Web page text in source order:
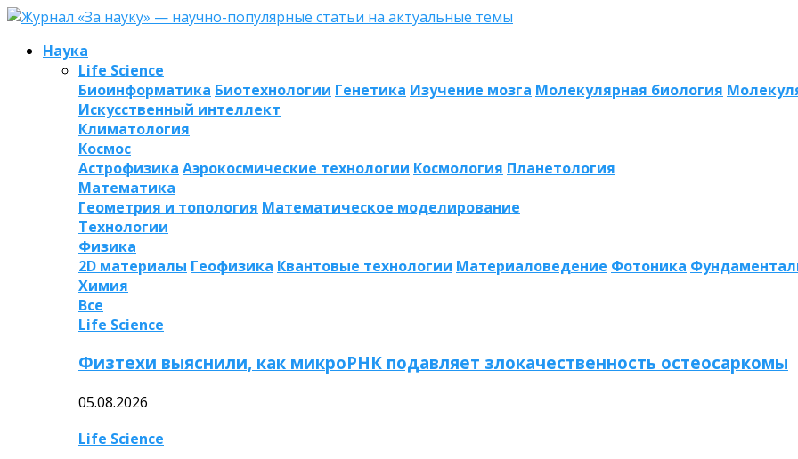
Наука
Life Science
Биоинформатика Биотехнологии Генетика Изучение мозга Молекулярная биология
Искусственный интеллект
Климатология
Космос
Астрофизика Аэрокосмические технологии Космология Планетология
Математика
Геометрия и топология Математическое моделирование
Технологии
Физика
2D материалы Геофизика Квантовые технологии Материаловедение Фотоника
Химия
Все
Life Science
Физтехи выяснили, как микроРНК подавляет злокачественность остеосаркомы
05.08.2026
Life Science